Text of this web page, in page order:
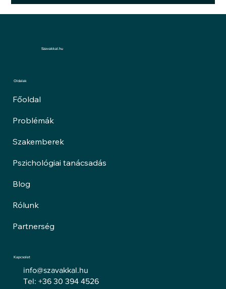
Szavakkal.hu
Oldalak
Főoldal
Problémák
Szakemberek
Pszichológiai tanácsadás
Blog
Rólunk
Partnerség
Kapcsolat
info@szavakkal.hu
Tel: +36 30 394 4526